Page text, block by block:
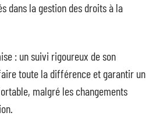
dans la gestion des droits à la
: un suivi rigoureux de son
toute la différence et garantir un
malgré les changements